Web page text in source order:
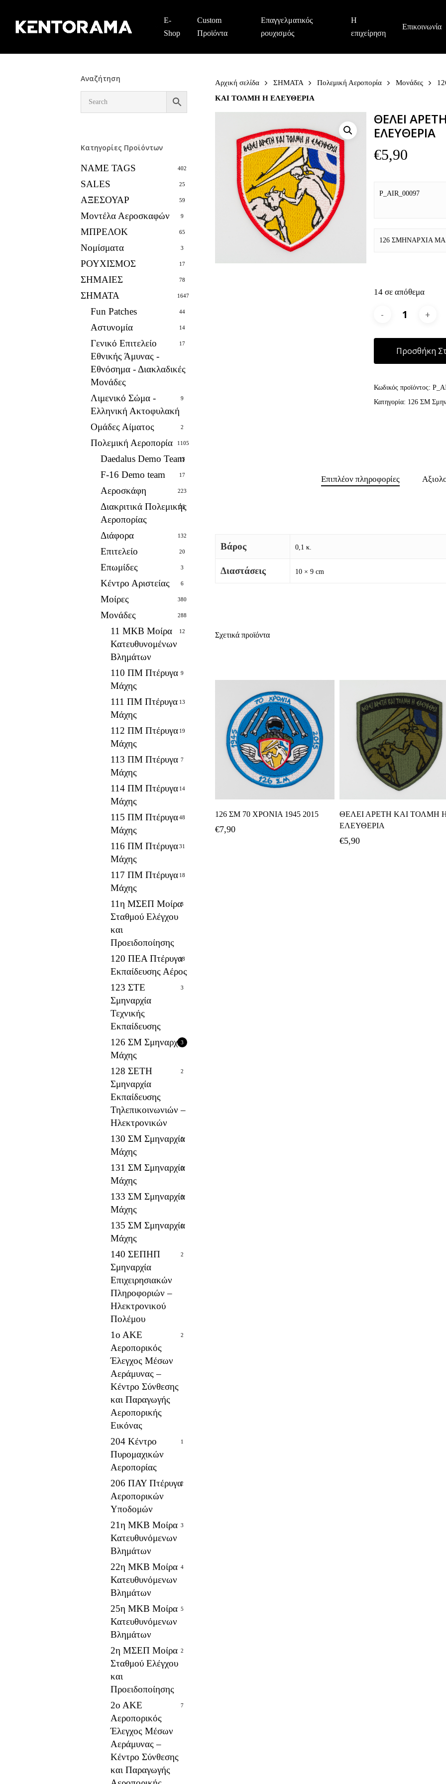
main
E-
Shop
Custom
Προϊόντα
Επαγγελματικός
ρουχισμός
Η
επιχείρηση
Επικοινωνία
Αναζήτηση
Κατηγορίες Προϊόντων
NAME TAGS 402
SALES 25
ΑΞΕΣΟΥΑΡ 59
Μοντέλα Αεροσκαφών 9
ΜΠΡΕΛΟΚ 65
Νομίσματα 3
ΡΟΥΧΙΣΜΟΣ 17
ΣΗΜΑΙΕΣ 78
ΣΗΜΑΤΑ 1647
Fun Patches 44
Αστυνομία 14
Γενικό Επιτελείο
Εθνικής Άμυνας -
Εθνόσημα - Διακλαδικές
Μονάδες
17
Λιμενικό Σώμα -
Ελληνική Ακτοφυλακή
9
Ομάδες Αίματος 2
Πολεμική Αεροπορία 1105
Daedalus Demo Team
13
F-16 Demo team 17
Αεροσκάφη 223
Διακριτικά Πολεμικής
Αεροπορίας
25
Διάφορα 132
Επιτελείο 20
Επωμίδες 3
Κέντρο Αριστείας 6
Μοίρες 380
Μονάδες 288
11 ΜΚΒ Μοίρα
Κατευθυνομένων
Βλημάτων
12
110 ΠΜ Πτέρυγα
Μάχης
9
111 ΠΜ Πτέρυγα
Μάχης
13
112 ΠΜ Πτέρυγα
Μάχης
19
113 ΠΜ Πτέρυγα
Μάχης
7
114 ΠΜ Πτέρυγα
Μάχης
14
115 ΠΜ Πτέρυγα
Μάχης
48
116 ΠΜ Πτέρυγα
Μάχης
31
117 ΠΜ Πτέρυγα
Μάχης
18
11η ΜΣΕΠ Μοίρα
Σταθμού Ελέγχου
και
Προειδοποίησης
3
120 ΠΕΑ Πτέρυγα
Εκπαίδευσης Αέρος
18
123 ΣΤΕ
Σμηναρχία
Τεχνικής
Εκπαίδευσης
3
126 ΣΜ Σμηναρχία
Μάχης
3
128 ΣΕΤΗ
Σμηναρχία
Εκπαίδευσης
Τηλεπικοινωνιών –
Ηλεκτρονικών
2
130 ΣΜ Σμηναρχία
Μάχης
5
131 ΣΜ Σμηναρχία
Μάχης
0
133 ΣΜ Σμηναρχία
Μάχης
3
135 ΣΜ Σμηναρχία
Μάχης
1
140 ΣΕΠΗΠ
Σμηναρχία
Επιχειρησιακών
Πληροφοριών –
Ηλεκτρονικού
Πολέμου
2
1ο ΑΚΕ
Αεροπορικός
Έλεγχος Μέσων
Αεράμυνας –
Κέντρο Σύνθεσης
και Παραγωγής
Αεροπορικής
Εικόνας
2
204 Κέντρο
Πυρομαχικών
Αεροπορίας
1
206 ΠΑΥ Πτέρυγα
Αεροπορικών
Υποδομών
2
21η ΜΚΒ Μοίρα
Κατευθυνόμενων
Βλημάτων
3
22η ΜΚΒ Μοίρα
Κατευθυνόμενων
Βλημάτων
4
25η ΜΚΒ Μοίρα
Κατευθυνόμενων
Βλημάτων
5
2η ΜΣΕΠ Μοίρα
Σταθμού Ελέγχου
και
Προειδοποίησης
2
2ο ΑΚΕ
Αεροπορικός
Έλεγχος Μέσων
Αεράμυνας –
Κέντρο Σύνθεσης
και Παραγωγής
7
Αρχική σελίδα ΣΗΜΑΤΑ Πολεμική Αεροπορία Μονάδες
ΚΑΙ ΤΟΛΜΗ Η ΕΛΕΥΘΕΡΙΑ
ΘΕΛΕΙ
ΕΛΕΥΘΕΡΙΑ
€5,90
P_AIR_00097
126 ΣΜΗΝΑΡΧΙΑ
14 σε απόθεμα
Προσθήκη
Κωδικός προϊόντος:
Κατηγορία: 126 ΣΜ
Επιπλέον πληροφορίες
Βάρος 0,1 κ.
Διαστάσεις 10 × 9 cm
Σχετικά προϊόντα
126 ΣΜ 70 ΧΡΟΝΙΑ 1945 2015
€7,90
ΘΕΛΕΙ ΑΡΕΤΗ ΚΑΙ ΤΟΛΜΗ
ΕΛΕΥΘΕΡΙΑ
€5,90